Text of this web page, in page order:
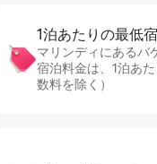
1泊あたりの最⁠低⁠
マリンディにあるバ
宿泊料金は、1泊あ
数料を除く）